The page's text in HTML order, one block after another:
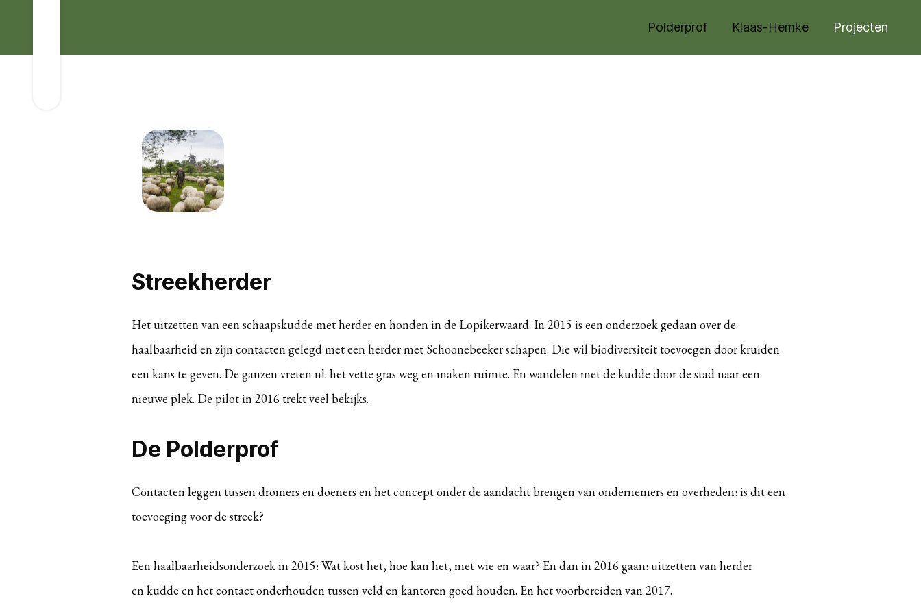
Polderprof Klaas-Hemke Projecten
Streekherder
Het uitzetten van een schaapskudde met herder en honden in de Lopikerwaard. In 2015 is een onderzoek gedaan over de
haalbaarheid en zijn contacten gelegd met een herder met Schoonebeeker schapen. Die wil biodiversiteit toevoegen door kruiden
een kans te geven. De ganzen vreten nl. het vette gras weg en maken ruimte. En wandelen met de kudde door de stad naar een
nieuwe plek. De pilot in 2016 trekt veel bekijks.
De Polderprof
Contacten leggen tussen dromers en doeners en het concept onder de aandacht brengen van ondernemers en overheden: is dit een
toevoeging voor de streek?
Een haalbaarheidsonderzoek in 2015: Wat kost het, hoe kan het, met wie en waar? En dan in 2016 gaan: uitzetten van herder
en kudde en het contact onderhouden tussen veld en kantoren goed houden. En het voorbereiden van 2017.